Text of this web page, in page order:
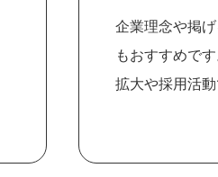
企業理念や掲
もおすすめで
拡大や採用活